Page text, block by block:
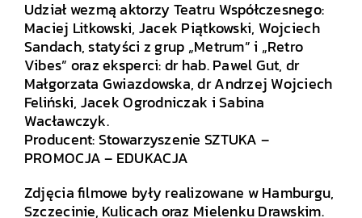
Udział wezmą aktorzy Teatru Współczesnego:
Maciej Litkowski, Jacek Piątkowski, Wojciech
Sandach, statyści z grup „Metrum” i „Retro
Vibes” oraz eksperci: dr hab. Pawel Gut, dr
Małgorzata Gwiazdowska, dr Andrzej Wojciech
Feliński, Jacek Ogrodniczak i Sabina
Wacławczyk.
Producent: Stowarzyszenie SZTUKA –
PROMOCJA – EDUKACJA
Zdjęcia filmowe były realizowane w Hamburgu,
Szczecinie, Kulicach oraz Mielenku Drawskim.